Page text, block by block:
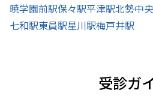
暁学園前駅保々駅平津駅北勢中
七和駅東員駅星川駅梅戸井駅
受診ガ